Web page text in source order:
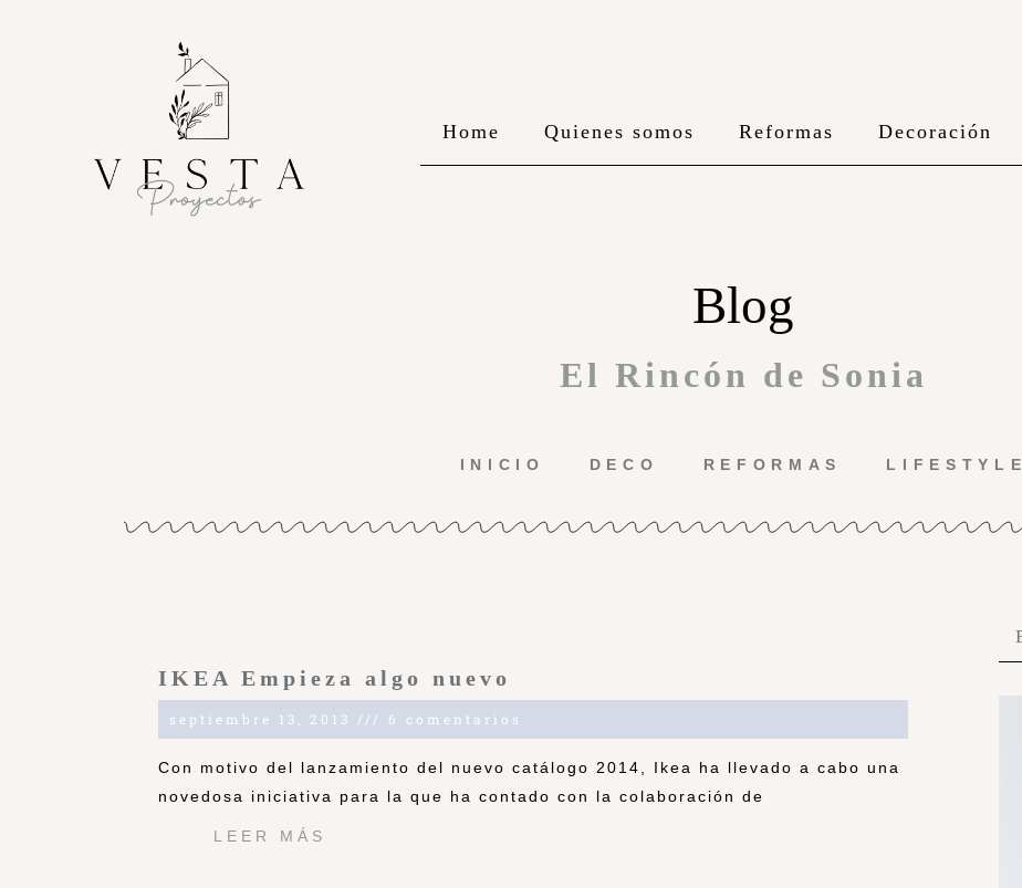
Home Quienes somos Reformas Decoración
Blog
El Rincón de Sonia
INICIO DECO REFORMAS LIFESTYLE
IKEA Empieza algo nuevo
septiembre 13, 2013 6 comentarios
Con motivo del lanzamiento del nuevo catálogo 2014, Ikea ha llevado a cabo una
novedosa iniciativa para la que ha contado con la colaboración de
LEER MÁS